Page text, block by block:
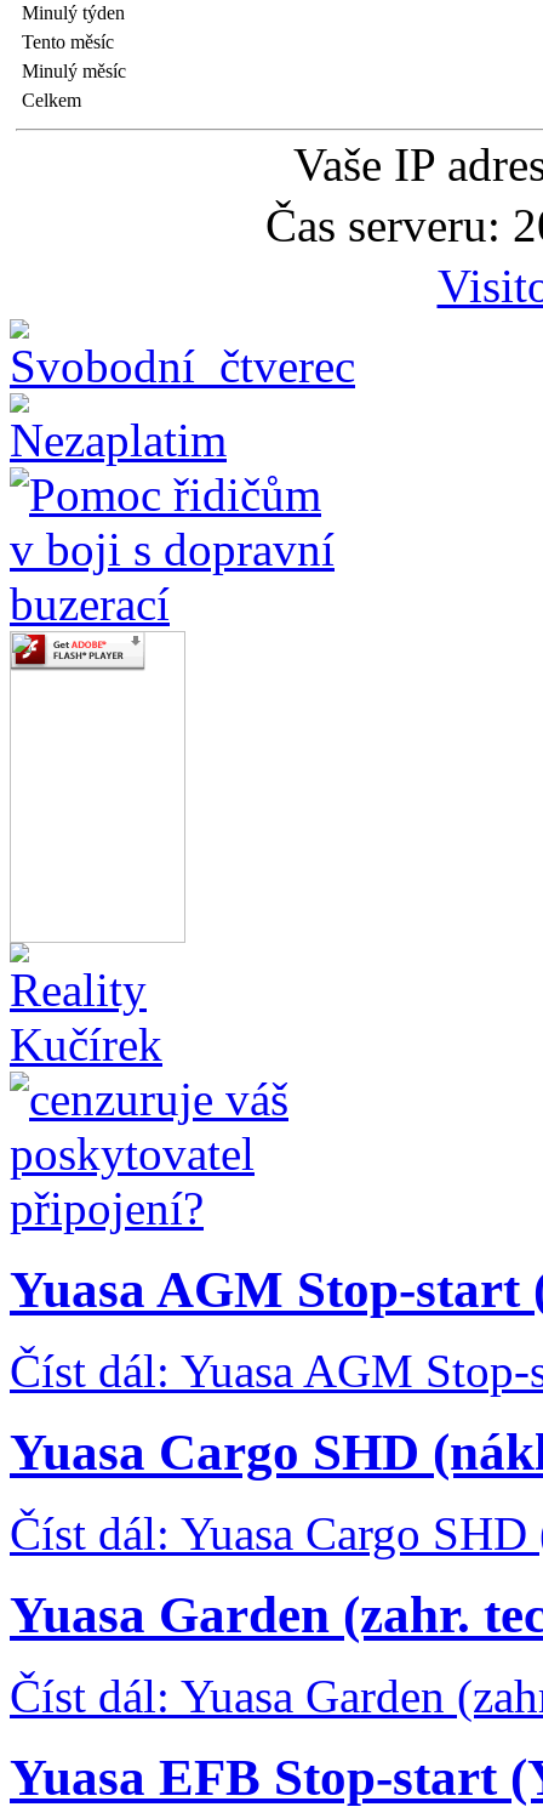
Minulý týden
Tento měsíc
Minulý měsíc
Celkem
Vaše IP
Čas serveru:
Yuasa AGM Stop-start
Číst dál: Yuasa AGM
Yuasa Cargo SHD
Číst dál: Yuasa Cargo
Yuasa Garden (zahr.
Číst dál: Yuasa Garden
Yuasa EFB Stop-start